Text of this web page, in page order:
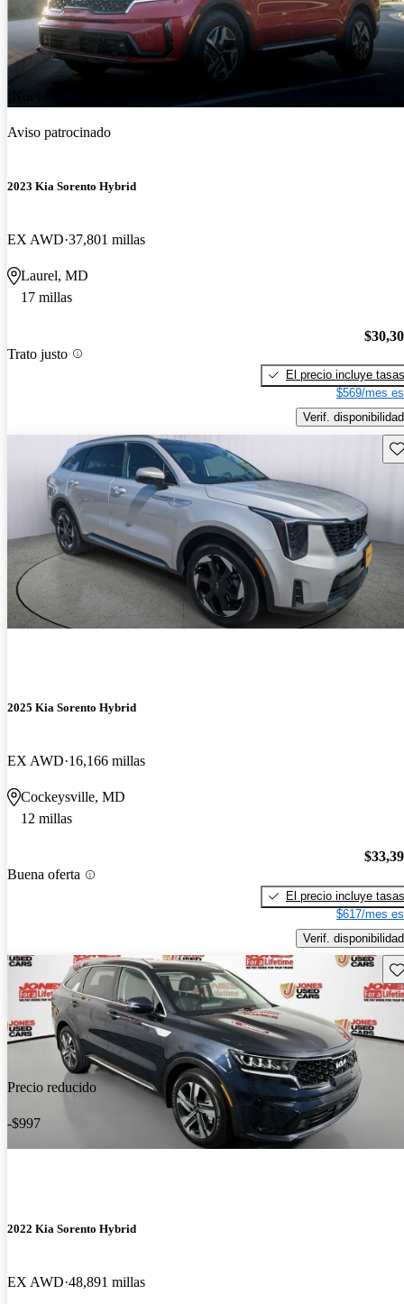
¡Nuevo!
Aviso patrocinado
2023 Kia Sorento Hybrid
EX AWD 37,801 millas
Laurel, MD
17 millas
Trato justo
El precio incluye tasas
$569/mes
Verif. disponibilidad
2025 Kia Sorento Hybrid
EX AWD 16,166 millas
Cockeysville, MD
12 millas
Buena oferta
El precio incluye tasas
$617/mes
Verif. disponibilidad
Precio reducido
-$997
2022 Kia Sorento Hybrid
EX AWD 48,891 millas